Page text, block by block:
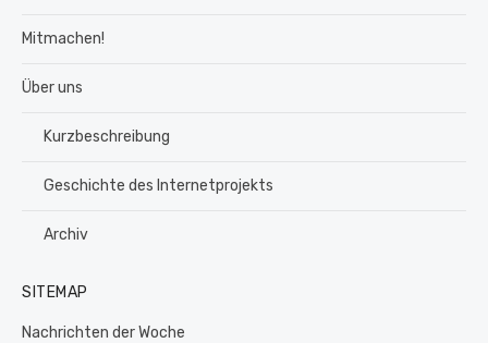
Mitmachen!
Über uns
Kurzbeschreibung
Geschichte des Internetprojekts
Archiv
SITEMAP
Nachrichten der Woche